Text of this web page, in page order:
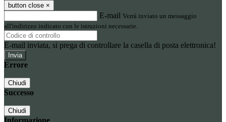
button close ×
E-mail Verrà inviato un messaggio
all'indirizzo indicato con le istruzioni necessarie.
E-mail inviata, si prega di controllare la casella di posta elettronica!
Errore
Chiudi
Successo
Chiudi